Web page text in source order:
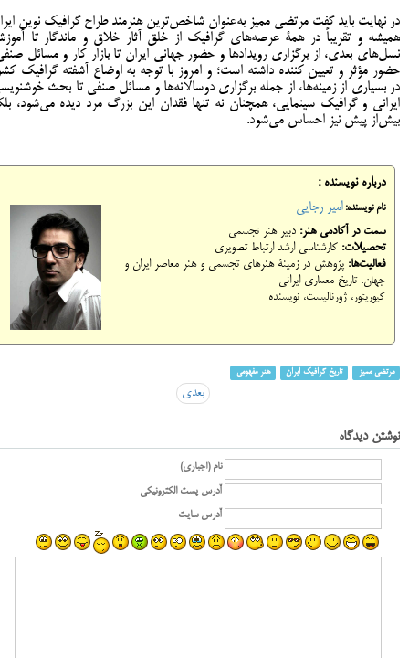
در نهایت باید گفت مرتضی ممیز به‌عنوان شاخص‌ترین هنرمند طراح گرافیک نوین
همیشه و تقریباً در همۀ عرصه‌های گرافیک از خلق آثار خلاق و ماندگار تا
نسل‌های بعدی، از برگزاری رویدادها و حضور جهانی ایران تا بازار کار و مسائل
حضور مؤثر و تعیین کننده داشته است؛ و امروز با توجه به اوضاع آشفته گرافیک
در بسیاری از زمینه‌ها، از جمله برگزاری دوسالانه‌ها و مسائل صنفی تا بحث
ایرانی و گرافیک سینمایی، همچنان نه تنها فقدان این بزرگ مرد دیده می‌شود،
بیش‌از پیش نیز احساس می‌شود.
درباره نویسنده :
نام نویسنده: امیر رجایی
سمت در آکادمی هنر: دبیر هنر تجسمی
تحصیلات: کارشناسی ارشد ارتباط تصویری
فعالیت‌ها: پژوهش در زمینۀ هنرهای تجسمی و هنر معاصر ایران و
جهان، تاریخ معماری ایرانی
کیوریتور، ژورنالیست، نویسنده
مرتضی ممیز تاریخ گرافیک ایران هنر مفهومی
بعدی
نوشتن دیدگاه
نام (اجباری)
آدرس پست الکترونیکی
آدرس سایت